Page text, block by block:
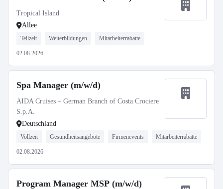
Tropical Island
Allee
Teilzeit Weiterbildungen Mitarbeiterrabatte
02.08.2026
Spa Manager (m/w/d)
AIDA Cruises – German Branch of Costa Crociere
S.p.A.
Deutschland
Vollzeit Gesundheitsangebote Firmenevents Mitarbeiterrabatte
02.08.2026
Program Manager MSP (m/w/d)